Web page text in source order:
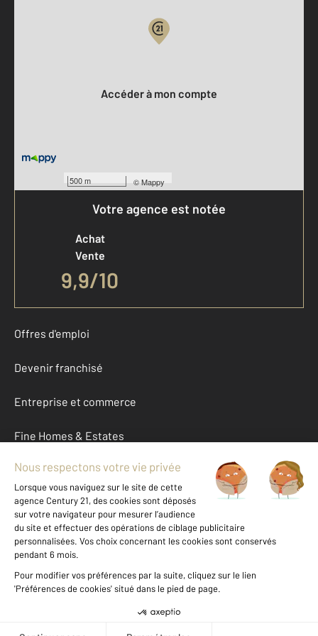
500 m ©Mappy
Accéder à mon compte
Votre agence est notée
Achat
Vente
9,9/10
Offres d'emploi
Devenir franchisé
Entreprise et commerce
Fine Homes & Estates
À propos
International
Nous contacter
Données personnelles